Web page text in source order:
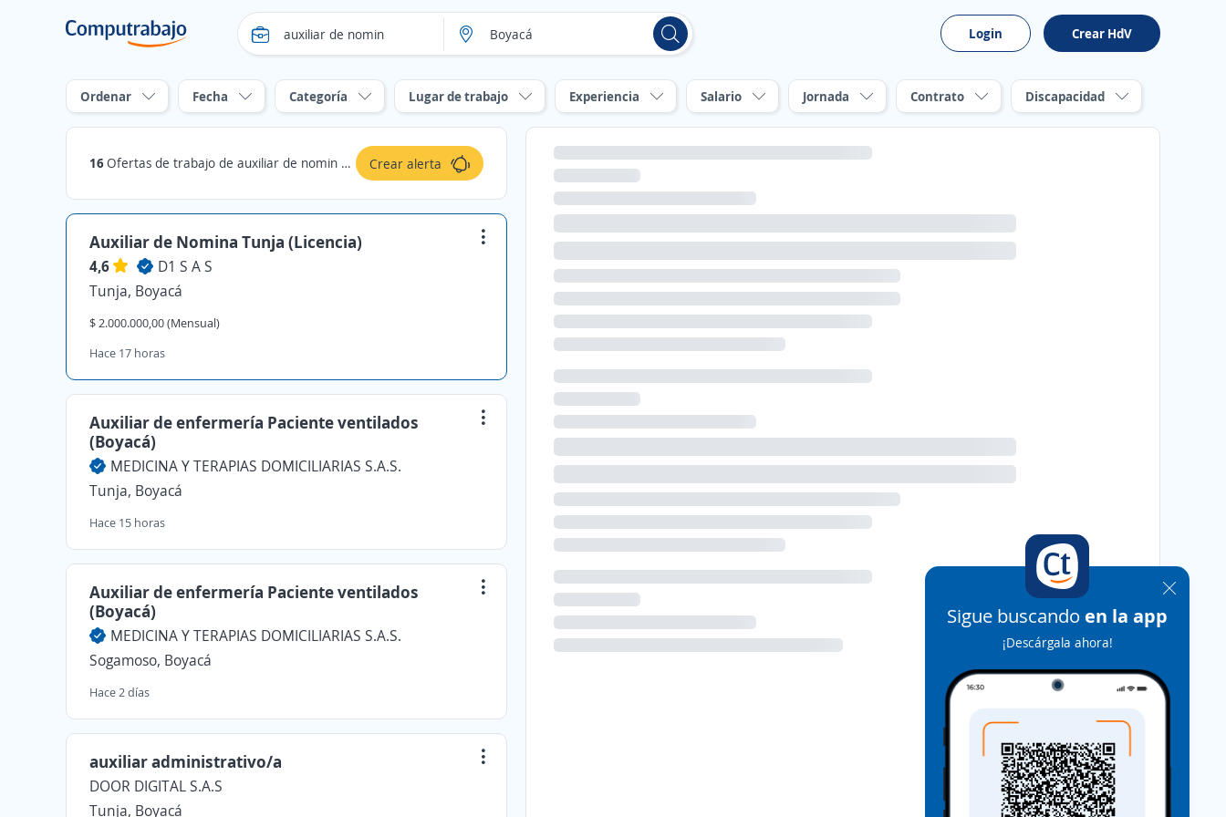
Login Crear HdV
Ordenar Fecha Categoría Lugar de trabajo Experiencia Salario Jornada Contrato Discapacidad
16Ofertas de trabajo de auxiliar de nomin en Boyacá Crear alerta
Auxiliar de Nomina Tunja (Licencia)
4,6
D1 S A S
Tunja, Boyacá
$ 2.000.000,00 (Mensual)
Hace 17 horas
Auxiliar de enfermería Paciente ventilados
(Boyacá)
MEDICINA Y TERAPIAS DOMICILIARIAS S.A.S.
Tunja, Boyacá
Hace 15 horas
Auxiliar de enfermería Paciente ventilados
(Boyacá)
MEDICINA Y TERAPIAS DOMICILIARIAS S.A.S.
Sogamoso, Boyacá
Hace 2 días
auxiliar administrativo/a
DOOR DIGITAL S.A.S
Tunja, Boyacá
Sigue buscando en la app
¡Descárgala ahora!